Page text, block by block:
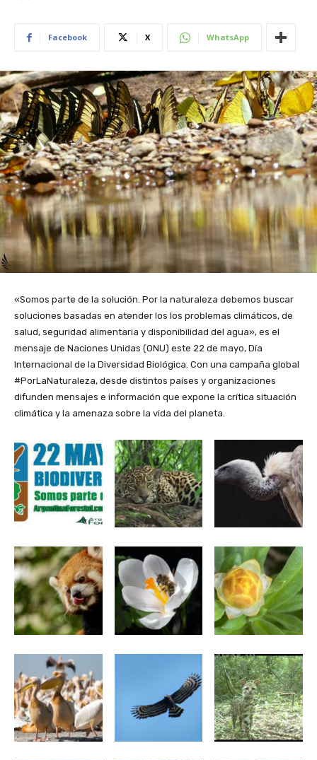
Facebook X WhatsApp
«Somos parte de la solución. Por la naturaleza debemos buscar
soluciones basadas en atender los los problemas climáticos, de
salud, seguridad alimentaria y disponibilidad del agua», es el
mensaje de Naciones Unidas (ONU) este 22 de mayo, Día
Internacional de la Diversidad Biológica. Con una campaña global
#PorLaNaturaleza, desde distintos países y organizaciones
difunden mensajes e información que expone la crítica situación
climática y la amenaza sobre la vida del planeta.